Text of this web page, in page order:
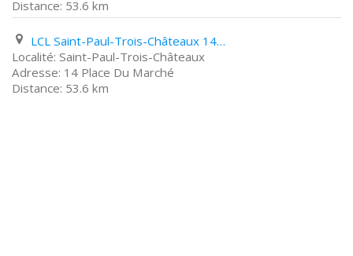
53.6 km
LCL Saint-Paul-Trois-Châteaux 14 Place Du Marché
Saint-Paul-Trois-Châteaux
14 Place Du Marché
53.6 km